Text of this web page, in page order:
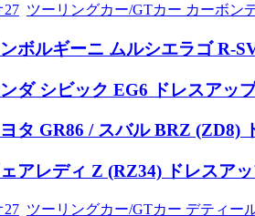
27 ツーリングカー/GTカー カーボン
ボルギーニ ムルシエラゴ R-
ダ シビック EG6 ドレスアッ
ヨタ GR86 / スバル BRZ (ZD8)
アレディ Z (RZ34) ドレスア
27 ツーリングカー/GTカー デティー